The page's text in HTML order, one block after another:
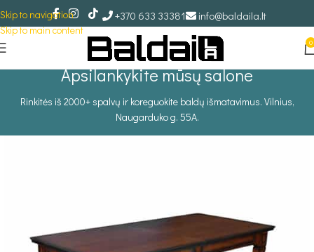
Skip to navigation
Skip to main content
+370 633 33381 info@baldaila.lt
0
Apsilankykite mūsų salone
Rinkitės iš 2000+ spalvų ir koreguokite baldų išmatavimus. Vilnius,
Naugarduko g. 55A.